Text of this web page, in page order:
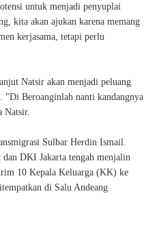
untuk menjadi penyuplai
kita akan ajukan karena memang
kerjasama, tetapi perlu
Natsir akan menjadi peluang
"Di Beroanginlah nanti kandangnya
Natsir.
Sulbar Herdin Ismail.
DKI Jakarta tengah menjalin
10 Kepala Keluarga (KK) ke
di Salu Andeang